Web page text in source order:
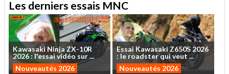
Les derniers essais MNC
Kawasaki NinjaZX-10R
2026: l'essaividéo sur...
Nouveautés 2026
Essai Kawasaki Z650S 2026
: le roadsterquiveut ...
Nouveautés 2026